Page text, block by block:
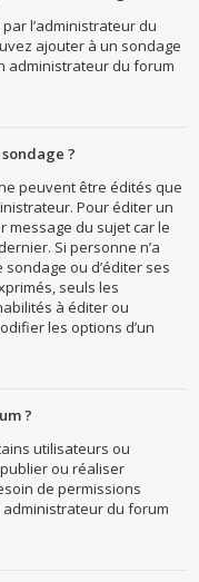
l’administrateur du
ajouter à un sondage
administrateur du forum
?
peuvent être édités que
Pour éditer un
message du sujet car le
Si personne n’a
ou d’éditer ses
seuls les
à éditer ou
les options d’un
?
utilisateurs ou
ou réaliser
de permissions
du forum